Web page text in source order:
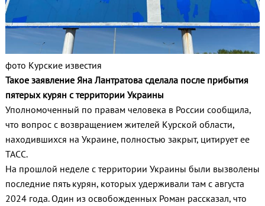
фото Курские известия
Такое заявление Яна Лантратова сделала после прибытия
пятерых курян с территории Украины
Уполномоченный по правам человека в России сообщила,
что вопрос с возвращением жителей Курской области,
находившихся на Украине, полностью закрыт, цитирует ее
ТАСС.
На прошлой неделе с территории Украины были вызволены
последние пять курян, которых удерживали там с августа
2024 года. Один из освобожденных Роман рассказал, что